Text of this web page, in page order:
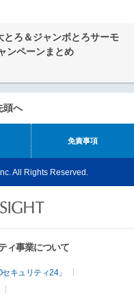
ろ＆ジャンボとろサーモ
ンペーンまとめ
頭へ
免責事項
All Rights Reserved.
ィ事業について
キュリティ24」